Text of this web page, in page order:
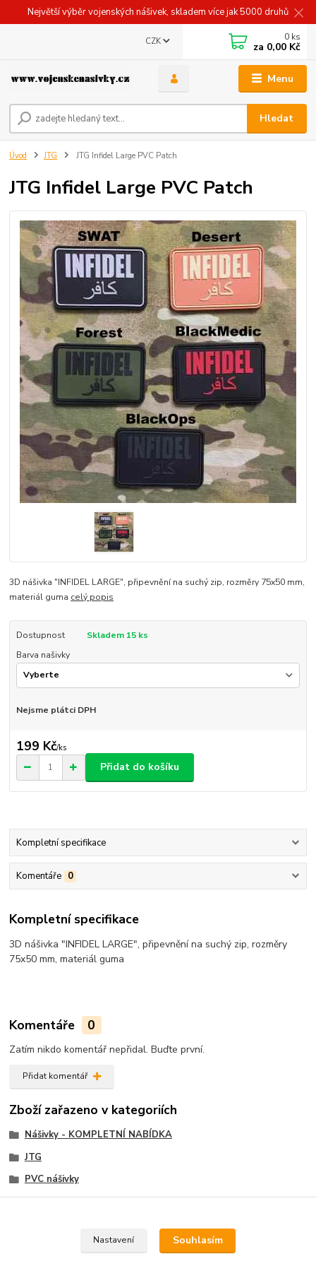
Největší výběr vojenských nášivek, skladem více jak 5000 druhů
Menu
CZK
Hledat
0 ks
za 0,00 Kč
Úvod JTG JTG Infidel Large PVC Patch
JTG Infidel Large PVC Patch
3D nášivka "INFIDEL LARGE", připevnění na suchý zip, rozměry 75x50 mm,
materiál guma celý popis
Dostupnost
Skladem 15 ks
Barva našivky
Nejsme plátci DPH
199 Kč/ks
Přidat do košíku
Kompletní specifikace
Komentáře 0
Kompletní specifikace
3D nášivka "INFIDEL LARGE", připevnění na suchý zip, rozměry
75x50 mm, materiál guma
Komentáře 0
Zatím nikdo komentář nepřidal. Buďte první.
Přidat komentář
Zboží zařazeno v kategoriích
Nášivky - KOMPLETNÍ NABÍDKA
JTG
PVC nášivky
Velcro nášivky, Velcro Patch
Nastavení Souhlasím